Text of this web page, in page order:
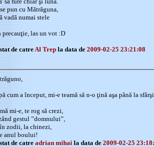
pun cu Mătrăguna,
vadă numai stele
precauţie, las un vot :D
de catreAl Trep la data de 2009-02-25 23:21:08
cum a început, mi-e teamă să n-o ţină aşa până la
mi-e, te rog să crezi,
gestul ”domnului”,
zodii, la chinezi,
anul boului!
de catre adrian mihai la data de 2009-02-25